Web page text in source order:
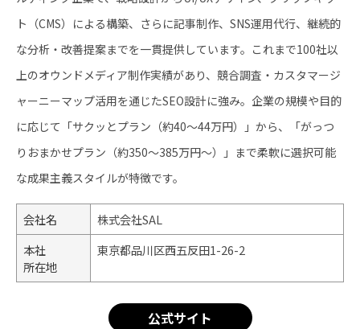
ト（CMS）による構築、さらに記事制作、SNS運用代行、継続的
な分析・改善提案までを一貫提供しています。これまで100社以
上のオウンドメディア制作実績があり、競合調査・カスタマージ
ャーニーマップ活用を通じたSEO設計に強み。企業の規模や目的
に応じて「サクッとプラン（約40～44万円）」から、「がっつ
りおまかせプラン（約350～385万円～）」まで柔軟に選択可能
な成果主義スタイルが特徴です。
会社名
株式会社SAL
本社
所在地
東京都品川区西五反田1-26-2​
公式サイト